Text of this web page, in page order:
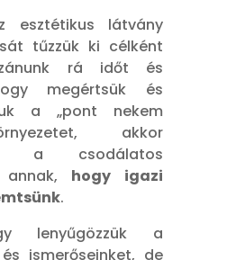
esztétikus látvány
tűzzük ki célként
rá időt és
megértsük és
a „pont nekem
akkor
a csodálatos
annak, hogy igazi
.
lenyűgözzük a
ismerőseinket, de